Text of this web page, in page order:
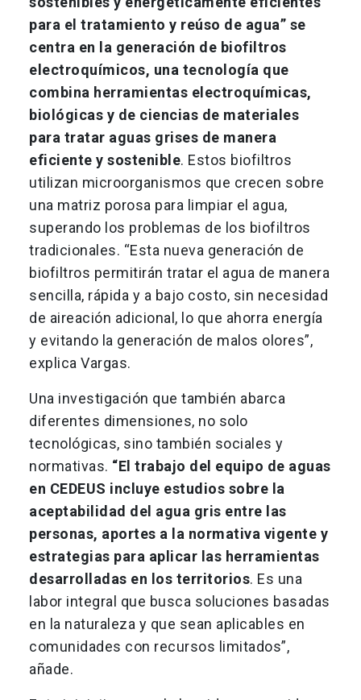
para el tratamiento y reúso de agua” se
centra en la generación de biofiltros
electroquímicos, una tecnología que
combina herramientas electroquímicas,
biológicas y de ciencias de materiales
para tratar aguas grises de manera
eficiente y sostenible. Estos biofiltros
utilizan microorganismos que crecen sobre
una matriz porosa para limpiar el agua,
superando los problemas de los biofiltros
tradicionales. “Esta nueva generación de
biofiltros permitirán tratar el agua de manera
sencilla, rápida y a bajo costo, sin necesidad
de aireación adicional, lo que ahorra energía
y evitando la generación de malos olores”,
explica Vargas.
Una investigación que también abarca
diferentes dimensiones, no solo
tecnológicas, sino también sociales y
normativas. “El trabajo del equipo de aguas
en CEDEUS incluye estudios sobre la
aceptabilidad del agua gris entre las
personas, aportes a la normativa vigente y
estrategias para aplicar las herramientas
desarrolladas en los territorios. Es una
labor integral que busca soluciones basadas
en la naturaleza y que sean aplicables en
comunidades con recursos limitados”,
añade.